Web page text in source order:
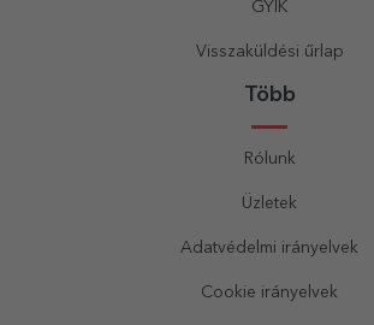
GYIK
Visszaküldési űrlap
Több
Rólunk
Üzletek
Adatvédelmi irányelvek
Cookie irányelvek